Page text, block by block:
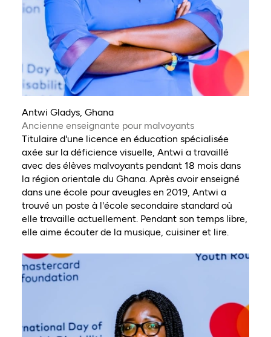
Antwi Gladys, Ghana
Ancienne enseignante pour malvoyants
Titulaire d'une licence en éducation spécialisée
axée sur la déficience visuelle, Antwi a travaillé
avec des élèves malvoyants pendant 18 mois dans
la région orientale du Ghana. Après avoir enseigné
dans une école pour aveugles en 2019, Antwi a
trouvé un poste à l'école secondaire standard où
elle travaille actuellement. Pendant son temps libre,
elle aime écouter de la musique, cuisiner et lire.